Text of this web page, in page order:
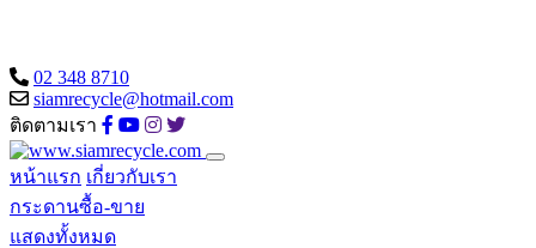
02 348 8710
siamrecycle@hotmail.com
ติดตามเรา
หน้าแรก เกี่ยวกับเรา
กระดานซื้อ-ขาย
แสดงทั้งหมด